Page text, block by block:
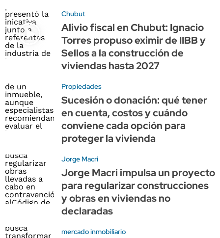
Chubut
Alivio fiscal en Chubut: Ignacio
Torres propuso eximir de IIBB y
Sellos a la construcción de
viviendas hasta 2027
Propiedades
Sucesión o donación: qué tener
en cuenta, costos y cuándo
conviene cada opción para
proteger la vivienda
Jorge Macri
Jorge Macri impulsa un proyecto
para regularizar construcciones
y obras en viviendas no
declaradas
mercado inmobiliario